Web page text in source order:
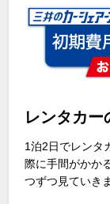
レンタカー
1泊2日でレンタ
際に手間がかか
つずつ見ていき